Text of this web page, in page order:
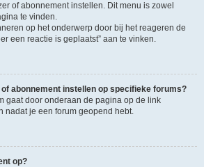
of abonnement instellen. Dit menu is zowel
te vinden.
op het onderwerp door bij het reageren de
een reactie is geplaatst” aan te vinken.
of abonnement instellen op specifieke forums?
gaat door onderaan de pagina op de link
nadat je een forum geopend hebt.
op?